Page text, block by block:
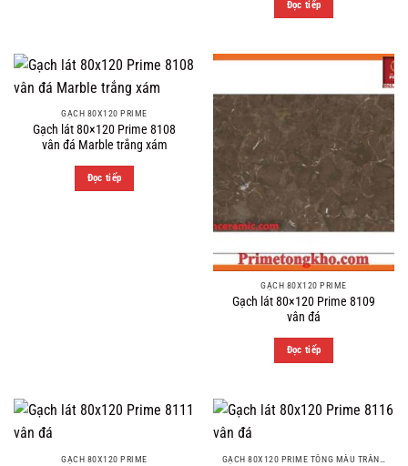
Đọc tiếp
GẠCH 80X120 PRIME
Gạch lát 80×120 Prime 8108
vân đá Marble trắng xám
Đọc tiếp
GẠCH 80X120 PRIME
Gạch lát 80×120 Prime 8109
vân đá
Đọc tiếp
GẠCH 80X120 PRIME